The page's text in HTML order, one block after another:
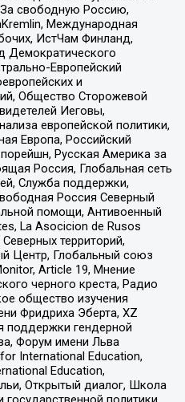
свободную Россию,
Международная
ИстЧам Финланд,
Демократического
Европейский
и
Общество Сторожевой
Иеговы,
европейской политики,
Европа, Российский
Русская Америка за
Россия, Глобальная сеть
Служба поддержки,
Россия Северный
помощи, Антивоенный
La Asocicion de Rusos
территорий,
Центр, Глобальный союз
Article 19, Мнение
черного креста, Радио
общество изучения
Фридриха Эберта, XZ
поддержки гендерной
Форум имени Льва
International Education,
Education,
Открытый диалог, Школа